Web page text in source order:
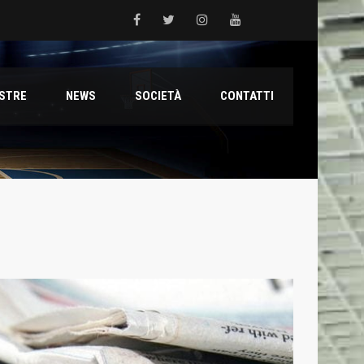
del Grifone nel territorio
Reyer
NEWS SOCIETÀ CONTATTI